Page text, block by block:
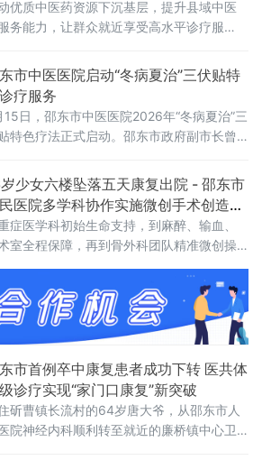
优质中医药资源下沉基层，提升县域中医
务能力，让群众就近享受高水平诊疗服
午，揭牌与授牌仪式在邵东市中医医院举
湖南省中西医结合医院社会医学部部长黄
市中医医院启动“冬病夏治”三伏贴特
疗服务
15日，邵东市中医医院2026年“冬病夏治”三
特色疗法正式启动。邵东市政府副市长曾
委书记尹超平，党委副书记、院长赵勇，
委委员、副院长李卫平陪同。活动现场，前
约贴敷的市民络绎不绝，医护人员细致地
众辨证体质、精准取穴、规范敷贴，并耐
解三伏贴适应症、敷贴时长及饮食禁忌，
导大家科学开展“冬病夏治”调理。曾会林详细
少女六楼坠落五天康复出院 - 邵东市
医院多学科协作实施微创手术创造生
迹
症医学科初始生命支持，到麻醉、输血、
室全程保障，再到骨外科团队精准微创操
生命防线
市首例卒中康复患者成功下转 医共体
诊疗实现“家门口康复”新突破
斫曹镇长流村的64岁唐大爷，从邵东市人
院神经内科顺利转至就近的廉桥镇中心卫